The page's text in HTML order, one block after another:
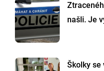
našli. Je
Školky se